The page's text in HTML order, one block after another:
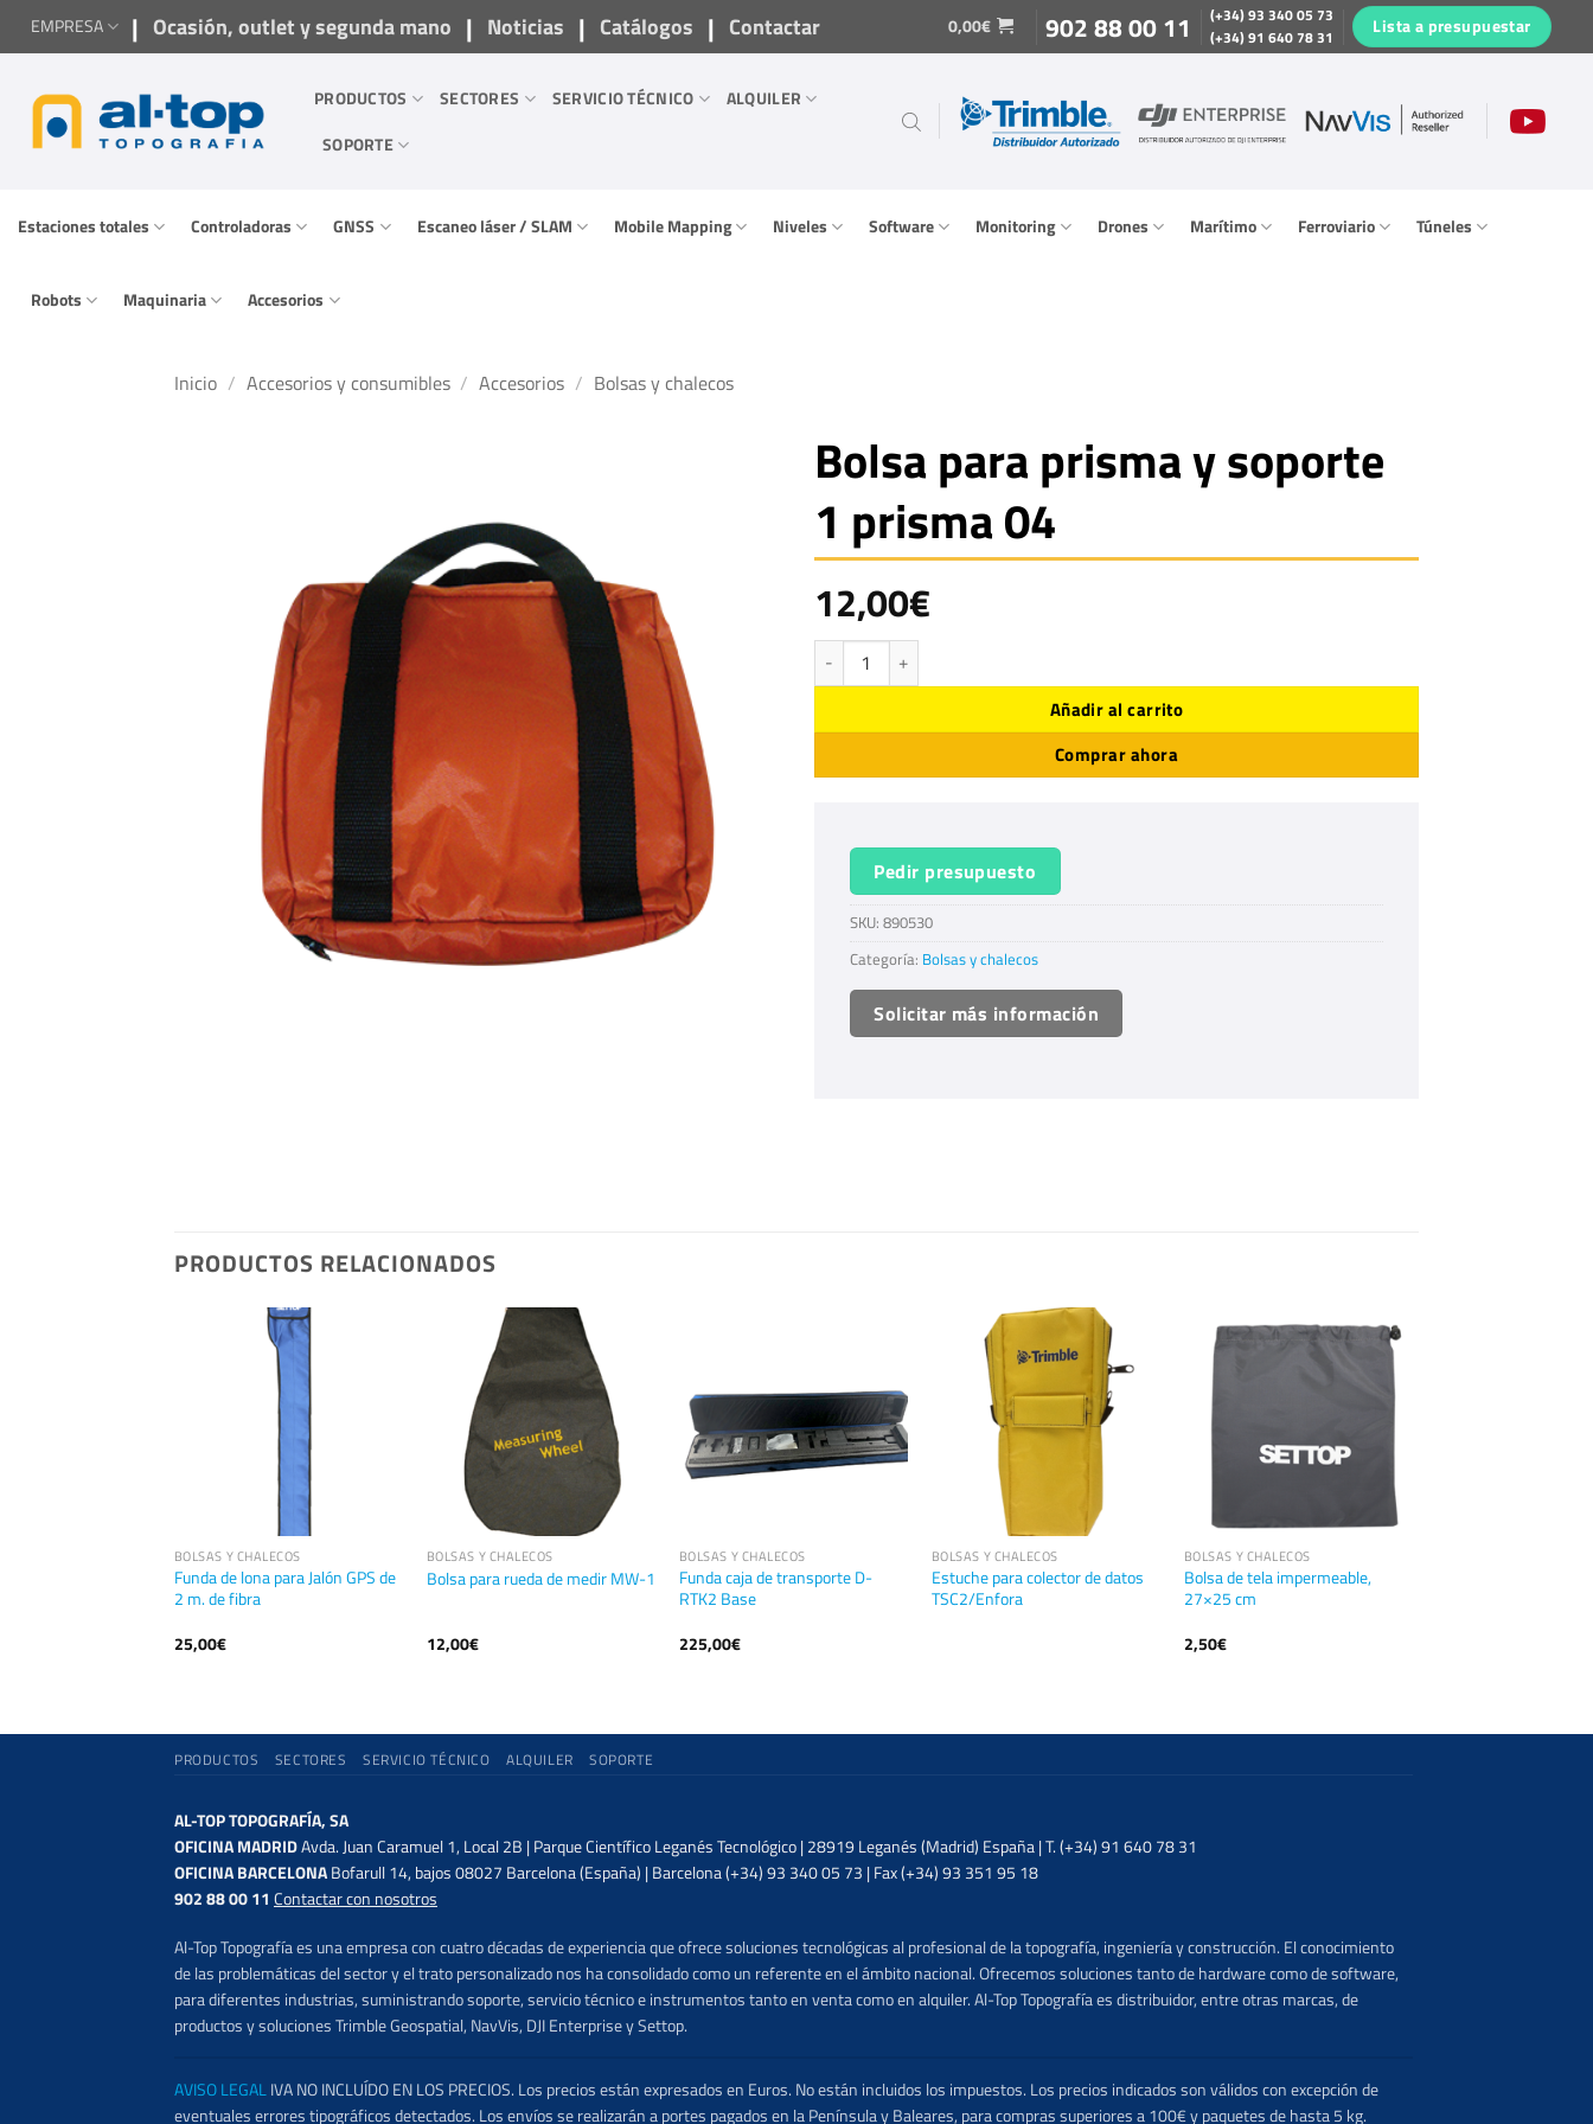
SaltarEMPRESA | Ocasión, outlet y segunda mano | Noticias | Catálogos | Contactar 0,00€ 902 88 00 11
(+34) 93 340 05 73
(+34) 91 640 78 31
Lista a presupuestar
PRODUCTOS SECTORES SERVICIO TÉCNICO
ALQUILER
SOPORTE
Estaciones totales Controladoras GNSS Escaneo láser / SLAM Mobile Mapping Niveles Software Monitoring Drones Marítimo Ferroviario Túneles
Robots Maquinaria Accesorios
Inicio / Accesorios y consumibles / Accesorios / Bolsas y chalecos
Bolsa para prisma y soporte
1 prisma 04
12,00€
Bolsa para prisma y soporte 1 prisma 04 cantidad
Añadir al carrito
Comprar ahora
Pedir presupuesto
SKU: 890530
Categoría: Bolsas y chalecos
Solicitar más información
PRODUCTOS RELACIONADOS
BOLSAS Y CHALECOS
Funda de lona para Jalón GPS de
2 m. de fibra
25,00€
BOLSAS Y CHALECOS
Bolsa para rueda de medir MW-1
12,00€
BOLSAS Y CHALECOS
Funda caja de transporte D-
RTK2 Base
225,00€
BOLSAS Y CHALECOS
Estuche para colector de datos
TSC2/Enfora
BOLSAS Y CHALECOS
Bolsa de tela impermeable,
27×25 cm
2,50€
PRODUCTOS SECTORES SERVICIO TÉCNICO ALQUILER SOPORTE
AL-TOP TOPOGRAFÍA, SA
OFICINA MADRIDAvda. Juan Caramuel 1, Local 2B | Parque Científico Leganés Tecnológico | 28919 Leganés (Madrid) España | T. (+34) 91 640 78 31
OFICINA BARCELONABofarull 14, bajos 08027 Barcelona (España) | Barcelona (+34) 93 340 05 73 | Fax (+34) 93 351 95 18
902 88 00 11 Contactar con nosotros
Al-Top Topografía es una empresa con cuatro décadas de experiencia que ofrece soluciones tecnológicas al profesional de la topografía, ingeniería y construcción. El conocimiento
de las problemáticas del sector y el trato personalizado nos ha consolidado como un referente en el ámbito nacional. Ofrecemos soluciones tanto de hardware como de software,
para diferentes industrias, suministrando soporte, servicio técnico e instrumentos tanto en venta como en alquiler. Al-Top Topografía es distribuidor, entre otras marcas, de
productos y soluciones Trimble Geospatial, NavVis, DJI Enterprise y Settop.
AVISO LEGALIVA NO INCLUÍDO EN LOS PRECIOS. Los precios están expresados en Euros. No están incluidos los impuestos. Los precios indicados son válidos con excepción de
eventuales errores tipográficos detectados. Los envíos se realizarán a portes pagados en la Península y Baleares, para compras superiores a 100€ y paquetes de hasta 5 kg.